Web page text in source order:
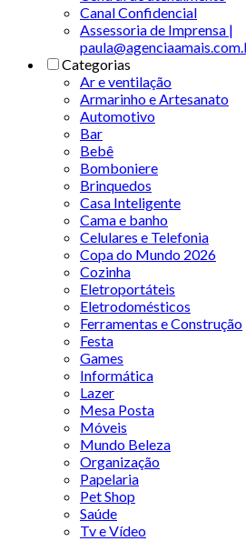
Canal Confidencial
Assessoria de Imprensa |
Categorias
Ar e ventilação
Armarinho e Artesanato
Automotivo
Bar
Bebê
Bomboniere
Brinquedos
Casa Inteligente
Cama e banho
Celulares e Telefonia
Copa do Mundo 2026
Cozinha
Eletroportáteis
Eletrodomésticos
Ferramentas e Construção
Festa
Games
Informática
Lazer
Mesa Posta
Móveis
Mundo Beleza
Organização
Papelaria
Pet Shop
Saúde
Tv e Vídeo